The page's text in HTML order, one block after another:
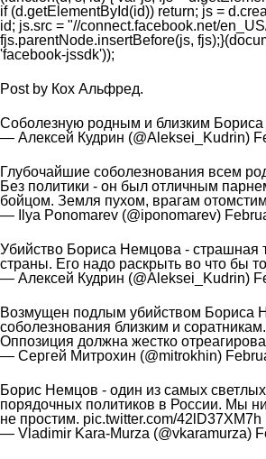
if (d.getElementById(id)) return; js =
id; js.src = "//connect.facebook.net/
fjs.parentNode.insertBefore(js,
'facebook-jssdk'));
Postby Кох Альфред.
Соболезную родным и близким Бориса
— Алексей Кудрин (@Aleksei_Kudrin)
Глубочайшие соболезнования всем
Без политики - он был отличным
бойцом. Земля пухом, врагам
— Ilya Ponomarev (@iponomarev)
Убийство Бориса Немцова - страшная
страны. Его надо раскрыть во что бы
— Алексей Кудрин (@Aleksei_Kudrin)
Возмущен подлым убийством Бориса
соболезнования близким и
Оппозиция должна жестко
— Сергей Митрохин (@mitrokhin)
Борис Немцов - один из самых
порядочных политиков в России. Мы
не простим. pic.twitter.com/42lD37XM7h
— Vladimir Kara-Murza (@vkaramurza)